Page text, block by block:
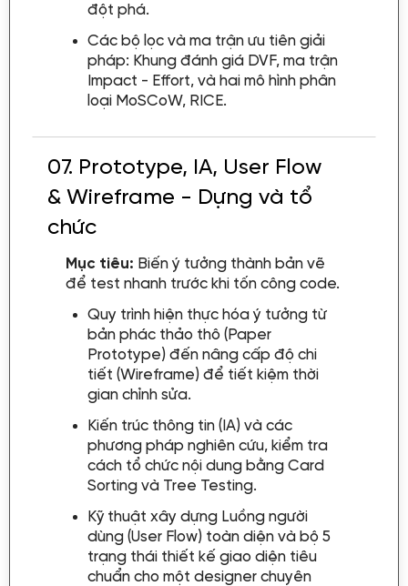
đột phá.
Các bộ lọc và ma trận ưu tiên giải
pháp: Khung đánh giá DVF, ma trận
Impact - Effort, và hai mô hình phân
loại MoSCoW, RICE.
07. Prototype, IA, User Flow
& Wireframe - Dựng và tổ
chức
Mục tiêu: Biến ý tưởng thành bản vẽ
để test nhanh trước khi tốn công code.
Quy trình hiện thực hóa ý tưởng từ
bản phác thảo thô (Paper
Prototype) đến nâng cấp độ chi
tiết (Wireframe) để tiết kiệm thời
gian chỉnh sửa.
Kiến trúc thông tin (IA) và các
phương pháp nghiên cứu, kiểm tra
cách tổ chức nội dung bằng Card
Sorting và Tree Testing.
Kỹ thuật xây dựng Luồng người
dùng (User Flow) toàn diện và bộ 5
trạng thái thiết kế giao diện tiêu
chuẩn cho một designer chuyên